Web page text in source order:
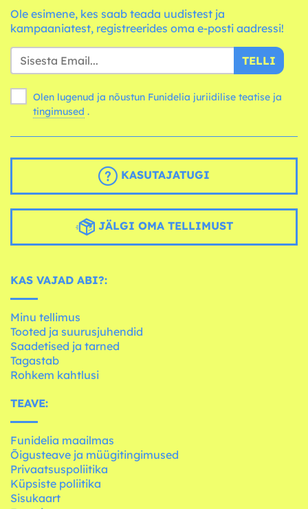
Ole esimene, kes saab teada uudistest ja
kampaaniatest, registreerides oma e-posti aadressi!
TELLI
Olen lugenud ja nõustun Funidelia juriidilise teatise ja
tingimused .
KASUTAJATUGI
JÄLGI OMA TELLIMUST
KAS VAJAD ABI?:
Minu tellimus
Tooted ja suurusjuhendid
Saadetised ja tarned
Tagastab
Rohkem kahtlusi
TEAVE:
Funidelia maailmas
Õigusteave ja müügitingimused
Privaatsuspoliitika
Küpsiste poliitika
Sisukaart